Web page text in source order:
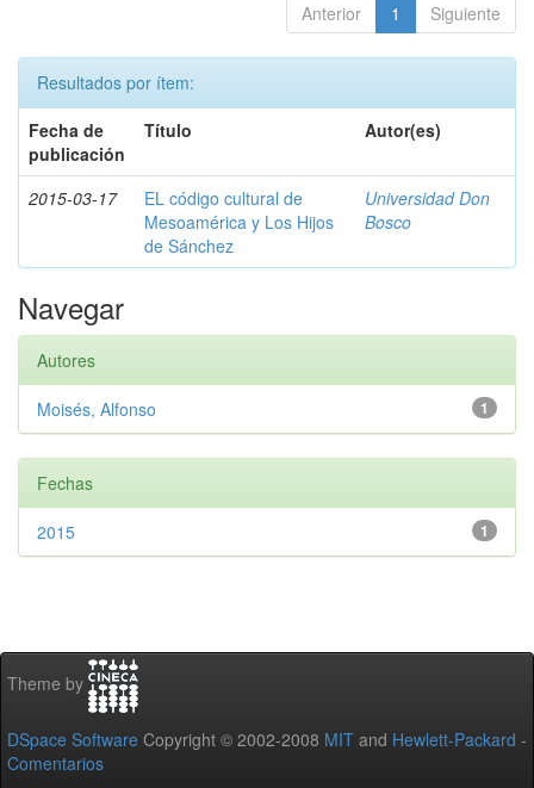
Anterior 1 Siguiente
Resultados por ítem:
Fecha de
publicación
Título Autor(es)
2015-03-17
EL código cultural de
Mesoamérica y Los Hijos
de Sánchez
Universidad Don
Bosco
Navegar
Autores
1
Moisés, Alfonso
Fechas
1
2015
Theme by
DSpace Software Copyright © 2002-2008 MIT and Hewlett-Packard -
Comentarios